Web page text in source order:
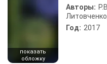
показать
обложку
Авторы:
Год: 2017